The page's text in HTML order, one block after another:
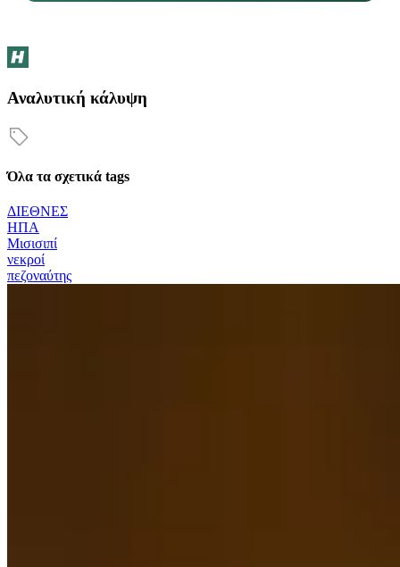
Αναλυτική κάλυψη
Όλα τα σχετικά tags
ΔΙΕΘΝΕΣ
ΗΠΑ
Μισισιπί
νεκροί
πεζοναύτης